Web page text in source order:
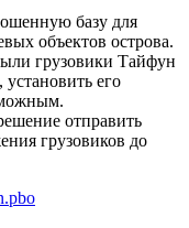
базу для
объектов острова.
грузовики Тайфун
его
отправить
грузовиков до